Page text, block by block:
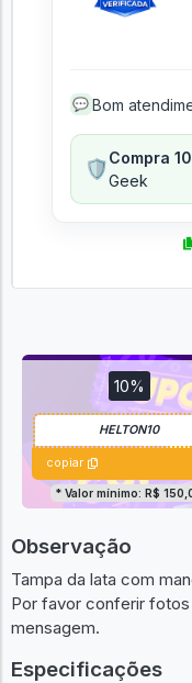
💬 Bom
🛡️Compra
Geek
10%
copiar
* Valor mínimo: R$
Observação
Tampa da lata com
Por favor conferir fotos
mensagem.
Especificações